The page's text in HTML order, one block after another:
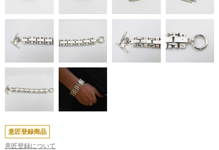
意匠登録商品
意匠登録について